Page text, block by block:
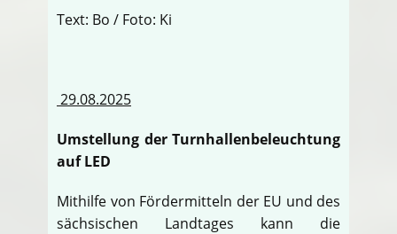
Text: Bo / Foto: Ki
29.08.2025
Umstellung der Turnhallenbeleuchtung
auf LED
Mithilfe von Fördermitteln der EU und des
sächsischen Landtages kann die